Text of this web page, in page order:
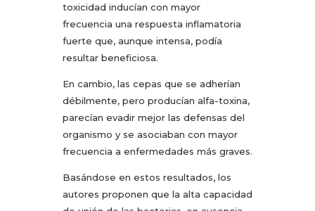
toxicidad inducían con mayor
frecuencia una respuesta inflamatoria
fuerte que, aunque intensa, podía
resultar beneficiosa.
En cambio, las cepas que se adherían
débilmente, pero producían alfa-toxina,
parecían evadir mejor las defensas del
organismo y se asociaban con mayor
frecuencia a enfermedades más graves.
Basándose en estos resultados, los
autores proponen que la alta capacidad